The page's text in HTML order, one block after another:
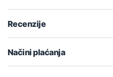
Recenzije
Načini plaćanja